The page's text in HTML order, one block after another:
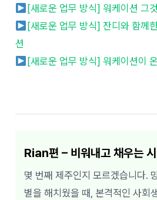
[새로운 업무 방식] 워케이션 그
[새로운 업무 방식] 잔디와 함께
션
[새로운 업무 방식] 워케이션이
Rian편 – 비워내고 채우는 시
몇 번째 제주인지 모르겠습니다.
별을 해치웠을 때, 본격적인 사회